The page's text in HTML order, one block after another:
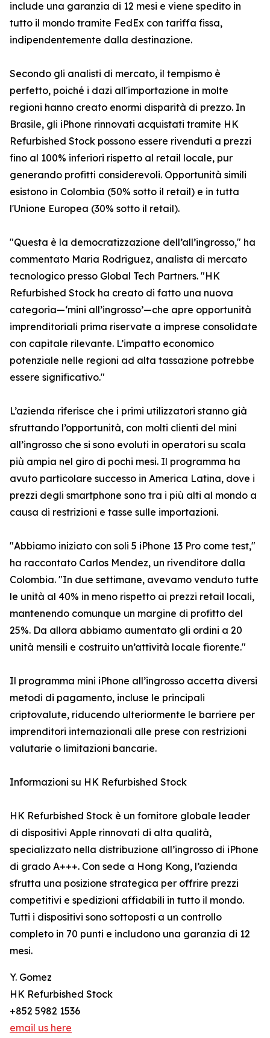
include una garanzia di 12 mesi e viene spedito in
tutto il mondo tramite FedEx con tariffa fissa,
indipendentemente dalla destinazione.
Secondo gli analisti di mercato, il tempismo è
perfetto, poiché i dazi all'importazione in molte
regioni hanno creato enormi disparità di prezzo. In
Brasile, gli iPhone rinnovati acquistati tramite HK
Refurbished Stock possono essere rivenduti a prezzi
fino al 100% inferiori rispetto al retail locale, pur
generando profitti considerevoli. Opportunità simili
esistono in Colombia (50% sotto il retail) e in tutta
l'Unione Europea (30% sotto il retail).
"Questa è la democratizzazione dell’all’ingrosso," ha
commentato Maria Rodriguez, analista di mercato
tecnologico presso Global Tech Partners. "HK
Refurbished Stock ha creato di fatto una nuova
categoria—‘mini all’ingrosso’—che apre opportunità
imprenditoriali prima riservate a imprese consolidate
con capitale rilevante. L’impatto economico
potenziale nelle regioni ad alta tassazione potrebbe
essere significativo."
L’azienda riferisce che i primi utilizzatori stanno già
sfruttando l’opportunità, con molti clienti del mini
all’ingrosso che si sono evoluti in operatori su scala
più ampia nel giro di pochi mesi. Il programma ha
avuto particolare successo in America Latina, dove i
prezzi degli smartphone sono tra i più alti al mondo a
causa di restrizioni e tasse sulle importazioni.
"Abbiamo iniziato con soli 5 iPhone 13 Pro come test,"
ha raccontato Carlos Mendez, un rivenditore dalla
Colombia. "In due settimane, avevamo venduto tutte
le unità al 40% in meno rispetto ai prezzi retail locali,
mantenendo comunque un margine di profitto del
25%. Da allora abbiamo aumentato gli ordini a 20
unità mensili e costruito un’attività locale fiorente."
Il programma mini iPhone all’ingrosso accetta diversi
metodi di pagamento, incluse le principali
criptovalute, riducendo ulteriormente le barriere per
imprenditori internazionali alle prese con restrizioni
valutarie o limitazioni bancarie.
Informazioni su HK Refurbished Stock
HK Refurbished Stock è un fornitore globale leader
di dispositivi Apple rinnovati di alta qualità,
specializzato nella distribuzione all’ingrosso di iPhone
di grado A+++. Con sede a Hong Kong, l’azienda
sfrutta una posizione strategica per offrire prezzi
competitivi e spedizioni affidabili in tutto il mondo.
Tutti i dispositivi sono sottoposti a un controllo
completo in 70 punti e includono una garanzia di 12
mesi.
Y. Gomez
HK Refurbished Stock
+852 5982 1536
email us here